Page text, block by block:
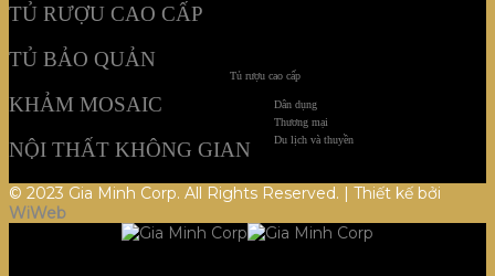
Tủ rượu cao cấp
Dân dụng
Thương mại
Du lịch và thuyền
TỦ RƯỢU CAO CẤP
TỦ BẢO QUẢN
KHẢM MOSAIC
NỘI THẤT KHÔNG GIAN
© 2023 Gia Minh Corp. All Rights Reserved. | Thiết kế bởi
WiWeb